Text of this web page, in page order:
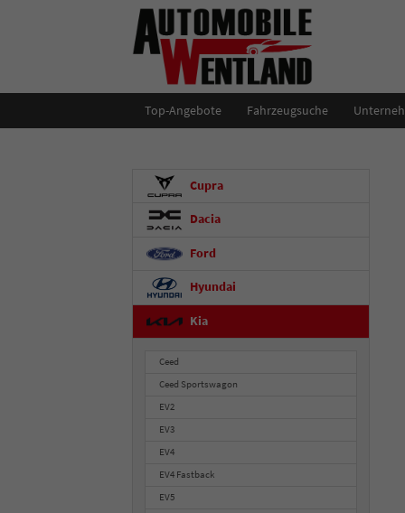
Top-Angebote Fahrzeugsuche
Cupra
Dacia
Ford
Hyundai
Kia
Ceed
Ceed Sportswagon
EV2
EV3
EV4
EV4 Fastback
EV5